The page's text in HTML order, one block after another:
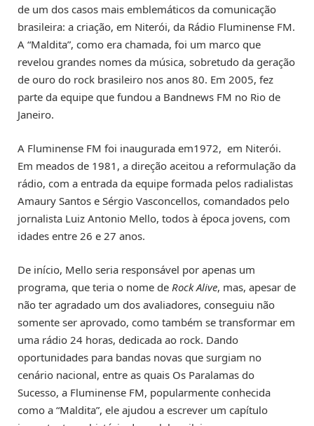
de um dos casos mais emblemáticos da comunicação
brasileira: a criação, em Niterói, da Rádio Fluminense FM.
A “Maldita”, como era chamada, foi um marco que
revelou grandes nomes da música, sobretudo da geração
de ouro do rock brasileiro nos anos 80. Em 2005, fez
parte da equipe que fundou a Bandnews FM no Rio de
Janeiro.
A Fluminense FM foi inaugurada em1972, em Niterói.
Em meados de 1981, a direção aceitou a reformulação da
rádio, com a entrada da equipe formada pelos radialistas
Amaury Santos e Sérgio Vasconcellos, comandados pelo
jornalista Luiz Antonio Mello, todos à época jovens, com
idades entre 26 e 27 anos.
De início, Mello seria responsável por apenas um
programa, que teria o nome de Rock Alive, mas, apesar de
não ter agradado um dos avaliadores, conseguiu não
somente ser aprovado, como também se transformar em
uma rádio 24 horas, dedicada ao rock. Dando
oportunidades para bandas novas que surgiam no
cenário nacional, entre as quais Os Paralamas do
Sucesso, a Fluminense FM, popularmente conhecida
como a “Maldita”, ele ajudou a escrever um capítulo